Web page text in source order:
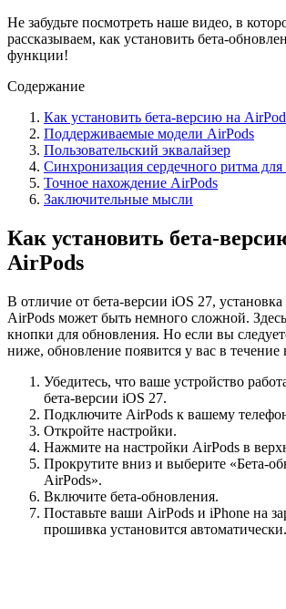
Не забудьте посмотреть наше видео, в
рассказываем, как установить бета-
функции!
Содержание
Как установить бета-версию на
Поддерживаемые модели AirPods
Пользовательский эквалайзер
Синхронизация сердечного ритма
Точное нахождение AirPods
Заключительные мысли
Как установить бета-
AirPods
В отличие от бета-версии iOS 27,
AirPods может быть немного сложной.
кнопки для обновления. Но если вы
ниже, обновление появится у вас в течение
Убедитесь, что ваше устройство
бета-версии iOS 27.
Подключите AirPods к вашему
Откройте настройки.
Нажмите на настройки AirPods в
Прокрутите вниз и выберите «Бета-
AirPods».
Включите бета-обновления.
Поставьте ваши AirPods и iPhone на
прошивка установится автоматически.